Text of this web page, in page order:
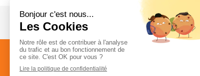
CABINET DE CHIRURGIE DENTAIRE
Politique de confidentialité et charte cookie
Mentions légales